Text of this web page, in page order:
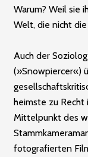
Warum? Weil sie
Welt, die nicht
Auch der
(»Snowpiercer«)
heimste zu Recht
Mittelpunkt des
fotografierten